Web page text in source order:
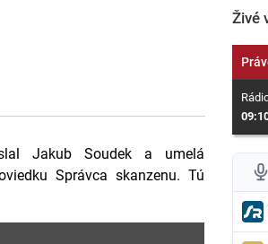
Jakub Soudek a umelá
Správca skanzenu. Tú
Živé